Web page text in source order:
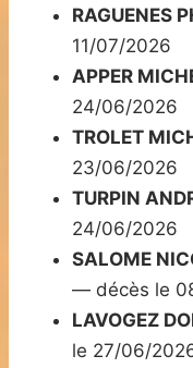
RAGUENES
11/07/2026
APPER
24/06/2026
TROLET
23/06/2026
TURPIN
24/06/2026
SALOME
— décès le
LAVOGEZ
le 27/06/